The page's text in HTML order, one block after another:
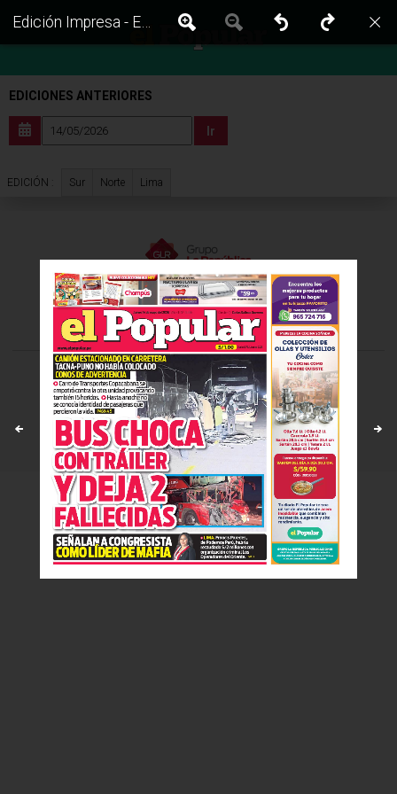
EDICIONES ANTERIORES
Ir
EDICIÓN : Sur Norte Lima
Edición Impresa - El Popular | Sur - Jueves 14 de Mayo del 2026
VISITA LAS EDICIONES IMPRESAS DE:
©Todos los derechos reservados -2026
Políticas y estandares Contáctenos